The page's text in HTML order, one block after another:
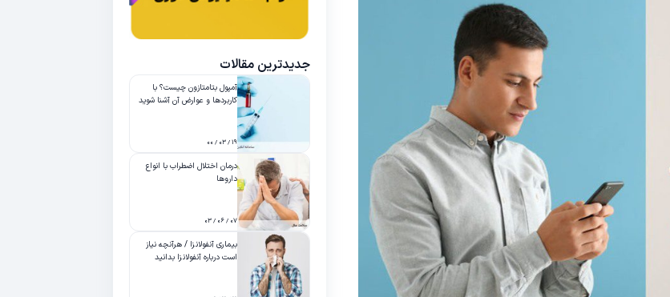
جدیدترین مقالات
آمپول بتامتازون چیست؟ با
کاربردها و عوارض آن آشنا شوید
۱۹ / ۰۳ / ۰۰
درمان اختلال اضطراب با انواع
داروها
۰۷ / ۰۶ / ۰۳
بیماری آنفولانزا / هرآنچه نیاز
است درباره آنفولانزا بدانید